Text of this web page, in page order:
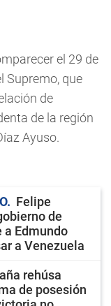
el 29 de
Supremo, que
de
de la región
Ayuso.
Felipe
de
a Edmundo
a Venezuela
rehúsa
de posesión